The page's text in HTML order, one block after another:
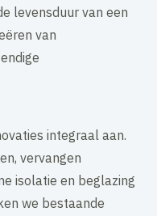
levensduur van een
van
integraal aan.
vervangen
isolatie en beglazing
we bestaande